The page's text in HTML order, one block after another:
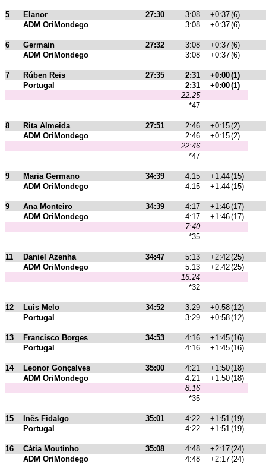
5 Elanor 27:30 3:08 +0:37(6)
ADM OriMondego
3:08 +0:37(6)
6 Germain 27:32 3:08 +0:37(6)
ADM OriMondego
3:08 +0:37(6)
7 Rúben Reis 27:35 2:31 +0:00(1)
Portugal
2:31 +0:00(1)
22:25
*47
8 Rita Almeida 27:51 2:46 +0:15(2)
ADM OriMondego
2:46 +0:15(2)
22:46
*47
9 Maria Germano 34:39 4:15 +1:44(15)
ADM OriMondego
4:15 +1:44(15)
9 Ana Monteiro 34:39 4:17 +1:46(17)
ADM OriMondego
4:17 +1:46(17)
7:40
*35
11 Daniel Azenha 34:47 5:13 +2:42(25)
ADM OriMondego
5:13 +2:42(25)
16:24
*32
12 Luis Melo 34:52 3:29 +0:58(12)
Portugal
3:29 +0:58(12)
13 Francisco Borges 34:53 4:16 +1:45(16)
Portugal
4:16 +1:45(16)
14 Leonor Gonçalves 35:00 4:21 +1:50(18)
ADM OriMondego
4:21 +1:50(18)
8:16
*35
15 Inês Fidalgo 35:01 4:22 +1:51(19)
Portugal
4:22 +1:51(19)
16 Cátia Moutinho 35:08 4:48 +2:17(24)
ADM OriMondego
4:48 +2:17(24)